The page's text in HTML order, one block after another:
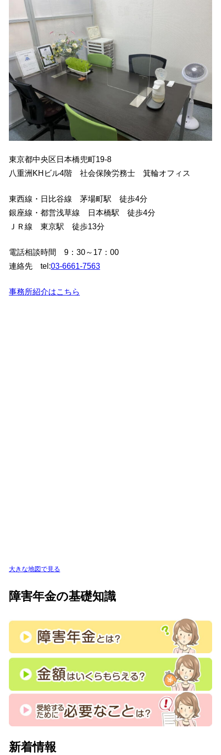
東京都中央区日本橋兜町19-8
八重洲KHビル4階 社会保険労務士 箕輪オフィス
東西線・日比谷線 茅場町駅 徒歩4分
銀座線・都営浅草線 日本橋駅 徒歩4分
ＪＲ線 東京駅 徒歩13分
電話相談時間 9：30～17：00
連絡先 tel:03-6661-7563
事務所紹介はこちら
大きな地図で見る
障害年金の基礎知識
新着情報